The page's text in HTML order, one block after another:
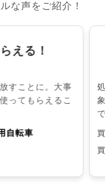
な声をご紹介！
える！
すことに。大事
ってもらえるこ
自転車